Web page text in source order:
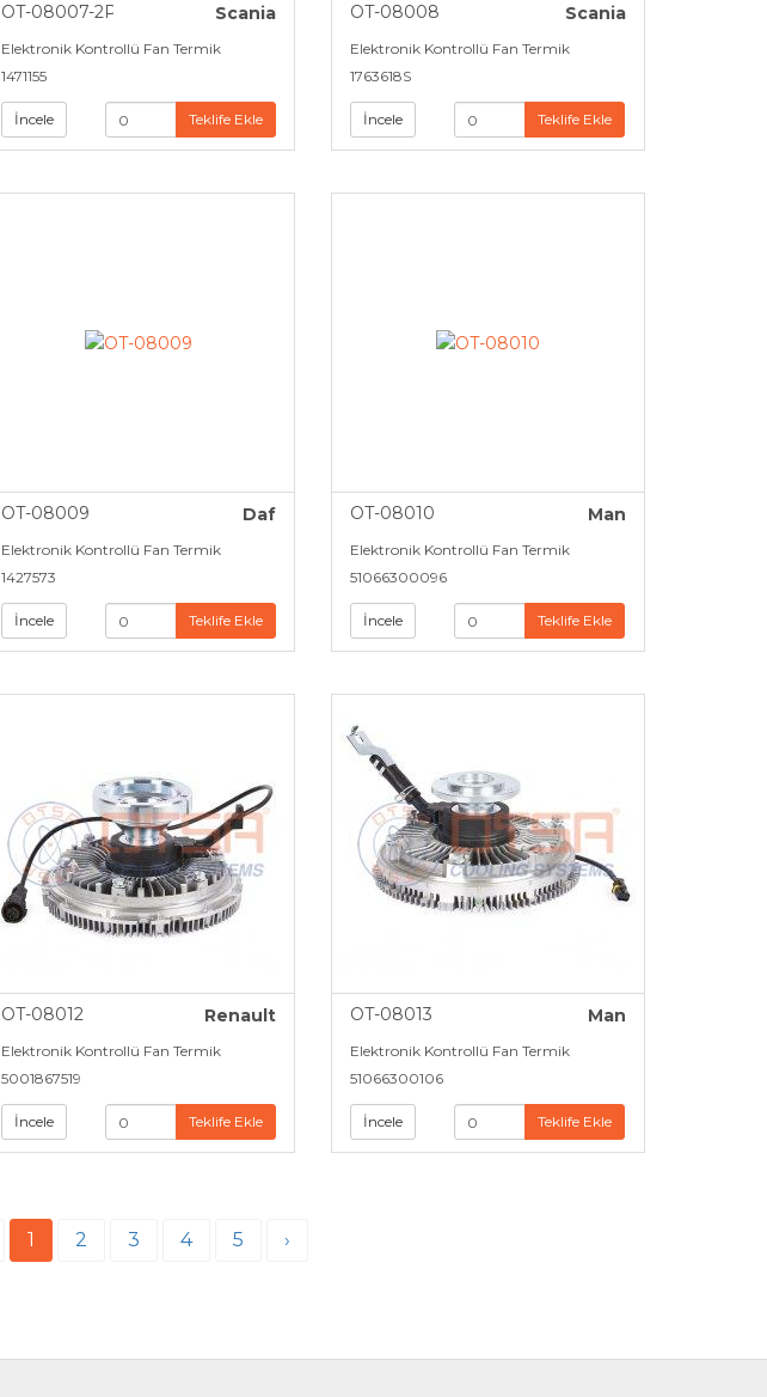
OT-08007-2P Scania
Elektronik Kontrollü Fan Termik
1471155
İncele Teklife Ekle
OT-08008 Scania
Elektronik Kontrollü Fan Termik
1763618S
İncele Teklife Ekle
OT-08009 Daf
Elektronik Kontrollü Fan Termik
1427573
İncele Teklife Ekle
OT-08010 Man
Elektronik Kontrollü Fan Termik
51066300096
İncele Teklife Ekle
OT-08012 Renault
Elektronik Kontrollü Fan Termik
5001867519
İncele Teklife Ekle
OT-08013 Man
Elektronik Kontrollü Fan Termik
51066300106
İncele Teklife Ekle
1 2 3 4 5 ›